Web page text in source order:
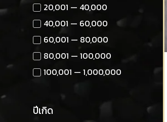
20,001 — 40,000
40,001 — 60,000
60,001 — 80,000
80,001 — 100,000
100,001 — 1,000,000
ปีเกิด